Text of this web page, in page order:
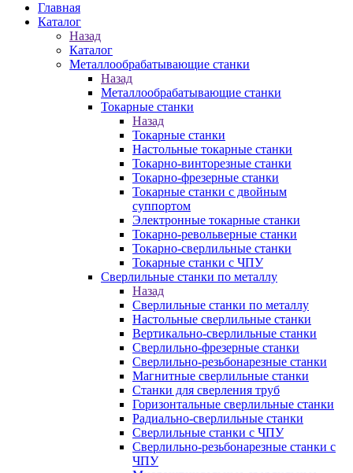
Главная
Каталог
Назад
Каталог
Металлообрабатывающие станки
Назад
Металлообрабатывающие станки
Токарные станки
Назад
Токарные станки
Настольные токарные станки
Токарно-винторезные станки
Токарно-фрезерные станки
Токарные станки с двойным
суппортом
Электронные токарные станки
Токарно-револьверные станки
Токарно-сверлильные станки
Токарные станки с ЧПУ
Сверлильные станки по металлу
Назад
Сверлильные станки по металлу
Настольные сверлильные станки
Вертикально-сверлильные станки
Сверлильно-фрезерные станки
Сверлильно-резьбонарезные станки
Магнитные сверлильные станки
Станки для сверления труб
Горизонтальные сверлильные станки
Радиально-сверлильные станки
Сверлильные станки с ЧПУ
Сверлильно-резьбонарезные станки с
ЧПУ